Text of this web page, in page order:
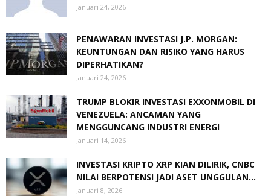
Januari 24, 2026
PENAWARAN INVESTASI J.P. MORGAN:
KEUNTUNGAN DAN RISIKO YANG HARUS
DIPERHATIKAN?
Januari 24, 2026
TRUMP BLOKIR INVESTASI EXXONMOBIL DI
VENEZUELA: ANCAMAN YANG
MENGGUNCANG INDUSTRI ENERGI
Januari 14, 2026
INVESTASI KRIPTO XRP KIAN DILIRIK, CNBC
NILAI BERPOTENSI JADI ASET UNGGULAN...
Januari 8, 2026